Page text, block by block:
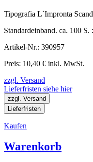
Tipografia L´Impronta
Standardeinband. ca. 100
Artikel-Nr.: 390957
Preis: 10,40 € inkl. MwSt.
zzgl. Versand
Lieferfristen siehe hier
zzgl. Versand
Lieferfristen
Kaufen
Warenkorb